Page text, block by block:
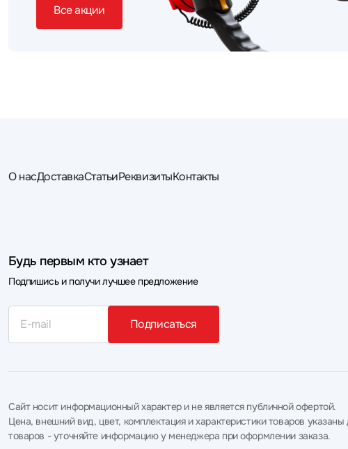
Все акции
О насДоставкаСтатьиРеквизитыКонтакты
Будь первым кто узнает
Подпишись и получи лучшее предложение
Подписаться
Сайт носит информационный характер и не является публичной офертой.
Цена, внешний вид, цвет, комплектация и характеристики товаров
товаров - уточняйте информацию у менеджера при оформлении заказа.